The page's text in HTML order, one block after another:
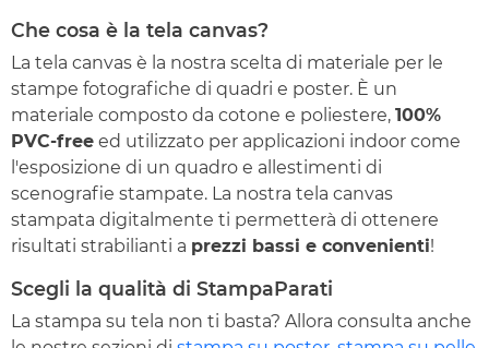
Che cosa è la tela canvas?
La tela canvas è la nostra scelta di materiale per le
stampe fotografiche di quadri e poster. È un
materiale composto da cotone e poliestere, 100%
PVC-free ed utilizzato per applicazioni indoor come
l'esposizione di un quadro e allestimenti di
scenografie stampate. La nostra tela canvas
stampata digitalmente ti permetterà di ottenere
risultati strabilianti a prezzi bassi e convenienti!
Scegli la qualità di StampaParati
La stampa su tela non ti basta? Allora consulta anche